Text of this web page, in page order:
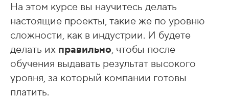
На этом курсе вы научитесь делать
настоящие проекты, такие же по уровню
сложности, как в индустрии. И будете
делать их правильно, чтобы после
обучения выдавать результат высокого
уровня, за который компании готовы
платить.